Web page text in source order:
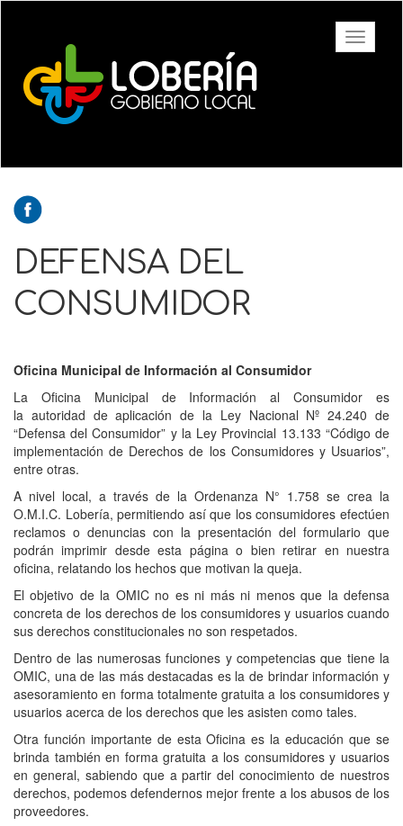
principal
Toggle
DEFENSA DEL
CONSUMIDOR
Oficina Municipal de Información al Consumidor
La Oficina Municipal de Información al Consumidor es
la autoridad de aplicación de la Ley Nacional Nº 24.240 de
“Defensa del Consumidor” y la Ley Provincial 13.133 “Código de
implementación de Derechos de los Consumidores y Usuarios”,
entre otras.
A nivel local, a través de la Ordenanza N° 1.758 se crea la
O.M.I.C. Lobería, permitiendo así que los consumidores efectúen
reclamos o denuncias con la presentación del formulario que
podrán imprimir desde esta página o bien retirar en nuestra
oficina, relatando los hechos que motivan la queja.
El objetivo de la OMIC no es ni más ni menos que la defensa
concreta de los derechos de los consumidores y usuarios cuando
sus derechos constitucionales no son respetados.
Dentro de las numerosas funciones y competencias que tiene la
OMIC, una de las más destacadas es la de brindar información y
asesoramiento en forma totalmente gratuita a los consumidores y
usuarios acerca de los derechos que les asisten como tales.
Otra función importante de esta Oficina es la educación que se
brinda también en forma gratuita a los consumidores y usuarios
en general, sabiendo que a partir del conocimiento de nuestros
derechos, podemos defendernos mejor frente a los abusos de los
proveedores.